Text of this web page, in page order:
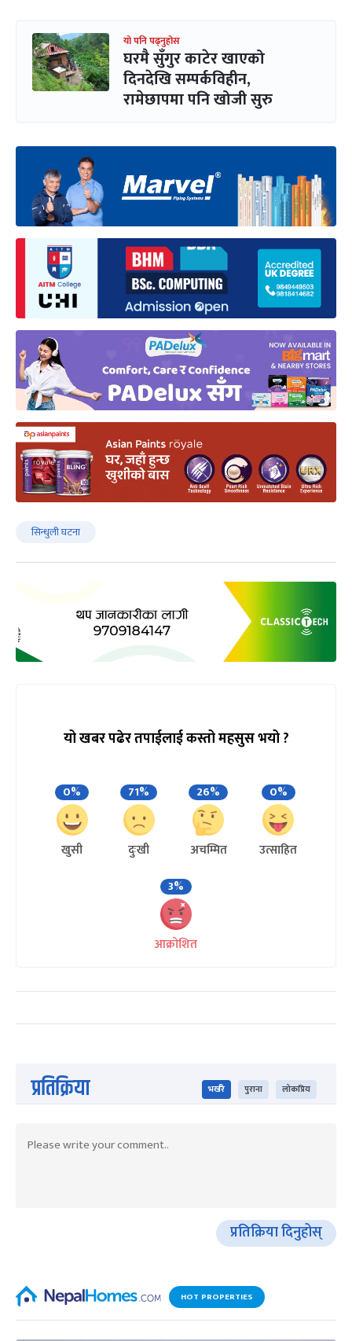
यो पनि पढ्नुहोस
घरमै सुँगुर काटेर खाएको
दिनदेखि सम्पर्कविहीन,
रामेछापमा पनि खोजी सुरु
सिन्धुली घटना
यो खबर पढेर तपाईलाई कस्तो महसुस भयो ?
0%
खुसी
71%
दुःखी
26%
अचम्मित
0%
उत्साहित
3%
आक्रोशित
प्रतिक्रिया भर्खरै पुराना लोकप्रिय
प्रतिक्रिया दिनुहोस्
HOT PROPERTIES